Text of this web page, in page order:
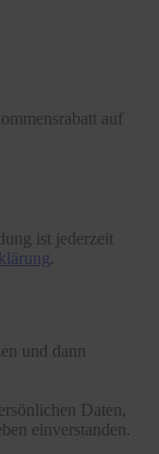
auf
ist jederzeit
und dann
Daten,
einverstanden.